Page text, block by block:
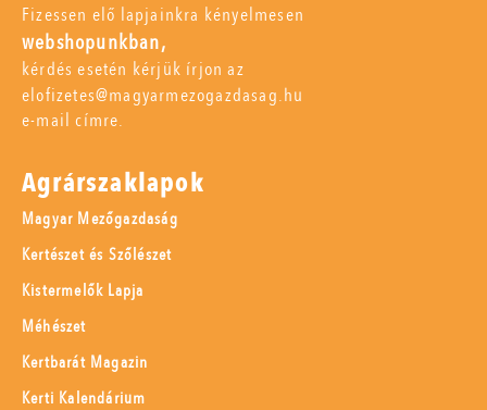
Fizessen elő lapjainkra kényelmesen
webshopunkban,
kérdés esetén kérjük írjon az
elofizetes@magyarmezogazdasag.hu
e-mail címre.
Agrárszaklapok
Magyar Mezőgazdaság
Kertészet és Szőlészet
Kistermelők Lapja
Méhészet
Kertbarát Magazin
Kerti Kalendárium